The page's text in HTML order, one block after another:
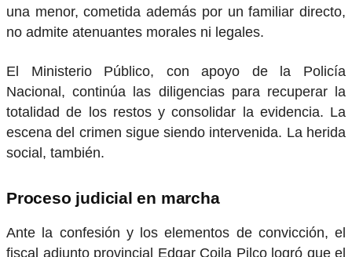
una menor, cometida además por un familiar directo,
no admite atenuantes morales ni legales.
El Ministerio Público, con apoyo de la Policía
Nacional, continúa las diligencias para recuperar la
totalidad de los restos y consolidar la evidencia. La
escena del crimen sigue siendo intervenida. La herida
social, también.
Proceso judicial en marcha
Ante la confesión y los elementos de convicción, el
fiscal adjunto provincial Edgar Coila Pilco logró que el